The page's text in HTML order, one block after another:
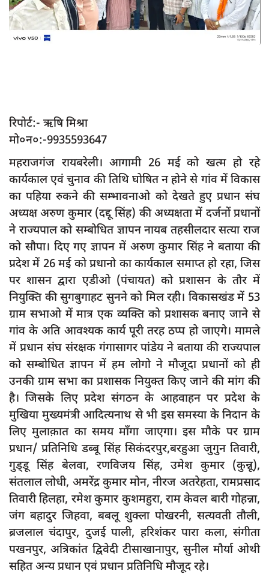
Covid-19
अपराध
साक्षात्कार
सामाजिक
खेल
latest
प्रशासनिक
दुर्घटना
editors-pick
other
Login
Register
English
रिपोर्ट:- ऋषि मिश्रा
मो०न०:-9935593647
महराजगंज रायबरेली। आगामी 26 मई को खत्म हो रहे
कार्यकाल एवं चुनाव की तिथि घोषित न होने से गांव में विकास
का पहिया रुकने की सम्भावनाओ को देखते हुए प्रधान संघ
अध्यक्ष अरुण कुमार (दद्दू सिंह) की अध्यक्षता में दर्जनों प्रधानों
ने राज्यपाल को सम्बोधित ज्ञापन नायब तहसीलदार सत्या राज
को सौपा। दिए गए ज्ञापन में अरुण कुमार सिंह ने बताया की
प्रदेश में 26 मई को प्रधानो का कार्यकाल समाप्त हो रहा, जिस
पर शासन द्वारा एडीओ (पंचायत) को प्रशासन के तौर में
नियुक्ति की सुगबुगाहट सुनने को मिल रही। विकासखंड में 53
ग्राम सभाओ में मात्र एक व्यक्ति को प्रशासक बनाए जाने से
गांव के अति आवश्यक कार्य पूरी तरह ठप्प हो जाएगे। मामले
में प्रधान संघ संरक्षक गंगासागर पांडेय ने बताया की राज्यपाल
को सम्बोधित ज्ञापन में हम लोगो ने मौजूदा प्रधानों को ही
उनकी ग्राम सभा का प्रशासक नियुक्त किए जाने की मांग की
है। जिसके लिए प्रदेश संगठन के आहवाहन पर प्रदेश के
मुखिया मुख्यमंत्री आदित्यनाथ से भी इस समस्या के निदान के
लिए मुलाक़ात का समय माँगा जाएगा। इस मौके पर ग्राम
प्रधान/ प्रतिनिधि डब्बू सिंह सिकंदरपुर,बरहुआ जुगुन तिवारी,
गुड्डू सिंह बेलवा, रणविजय सिंह, उमेश कुमार (कुन्नू),
संतलाल लोधी, अमरेंद्र कुमार मोन, नीरज अतरेहता, रामप्रसाद
तिवारी हिलहा, रमेश कुमार कुशमहुरा, राम केवल बारी गोहन्ना,
जंग बहादुर जिहवा, बबलू शुक्ला पोखरनी, सत्यवती तौली,
ब्रजलाल चंदापुर, दुजई पाली, हरिशंकर पारा कला, संगीता
पखनपुर, अत्रिकांत द्विवेदी टीसाखानापुर, सुनील मौर्या ओथी
सहित अन्य प्रधान एवं प्रधान प्रतिनिधि मौजूद रहे।